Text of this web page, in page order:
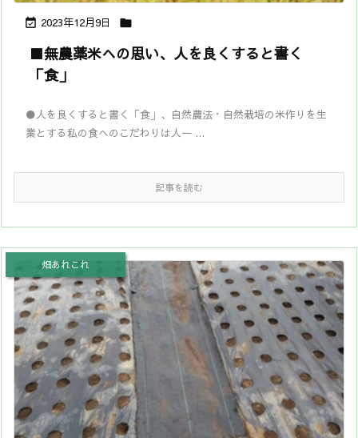
 2023年12月9日 
■無農薬米への思い、人を良くすると書く
「食」
●人を良くすると書く「食」、自然農法・自然栽培の米作りを生
業とする私の食へのこだわりは人一 ...
記事を読む
畑あれこれ